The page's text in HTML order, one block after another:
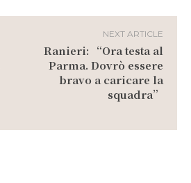
NEXT ARTICLE
Ranieri: “Ora testa al
Parma. Dovrò essere
bravo a caricare la
squadra”